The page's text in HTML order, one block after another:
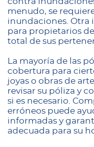
menudo, se
inundaciones. Otra
para propietarios
total de sus
La mayoría de las
cobertura para
joyas o obras de
revisar su póliza y
si es necesario.
erróneos puede
informadas y
adecuada para su